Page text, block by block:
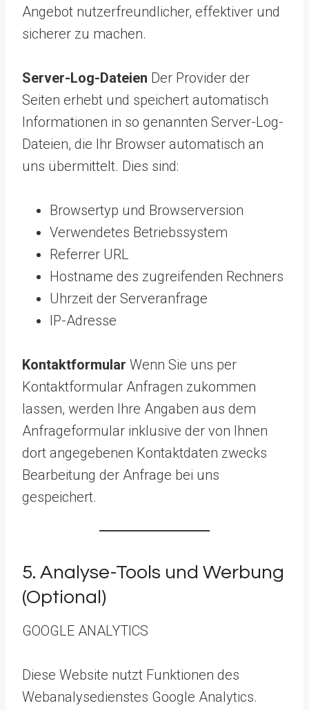
Angebot nutzerfreundlicher, effektiver und
sicherer zu machen.
Server-Log-Dateien Der Provider der
Seiten erhebt und speichert automatisch
Informationen in so genannten Server-Log-
Dateien, die Ihr Browser automatisch an
uns übermittelt. Dies sind:
Browsertyp und Browserversion
Verwendetes Betriebssystem
Referrer URL
Hostname des zugreifenden Rechners
Uhrzeit der Serveranfrage
IP-Adresse
Kontaktformular Wenn Sie uns per
Kontaktformular Anfragen zukommen
lassen, werden Ihre Angaben aus dem
Anfrageformular inklusive der von Ihnen
dort angegebenen Kontaktdaten zwecks
Bearbeitung der Anfrage bei uns
gespeichert.
5. Analyse-Tools und Werbung
(Optional)
GOOGLE ANALYTICS
Diese Website nutzt Funktionen des
Webanalysedienstes Google Analytics.